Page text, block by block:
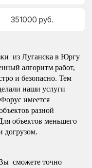
351000 руб.
из Луганска в Юргу
алгоритм работ,
и безопасно. Тем
наши услуги
имеется
разной
объектов меньшего
догрузом.
сможете точно